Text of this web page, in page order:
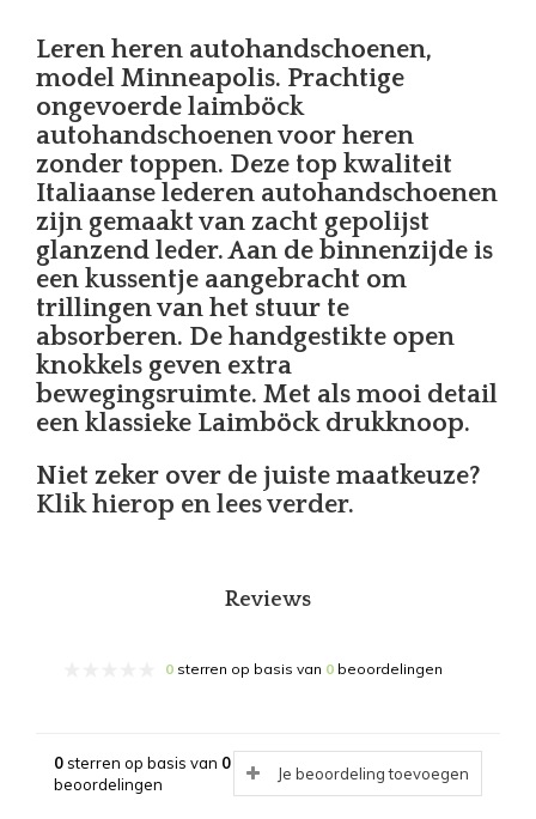
Leren heren autohandschoenen,
model Minneapolis. Prachtige
ongevoerde laimböck
autohandschoenen voor heren
zonder toppen. Deze top kwaliteit
Italiaanse lederen autohandschoenen
zijn gemaakt van zacht gepolijst
glanzend leder. Aan de binnenzijde is
een kussentje aangebracht om
trillingen van het stuur te
absorberen. De handgestikte open
knokkels geven extra
bewegingsruimte. Met als mooi detail
een klassieke Laimböck drukknoop.
Niet zeker over de juiste maatkeuze?
Klik hierop en lees verder.
Reviews
0 sterren op basis van 0 beoordelingen
0sterren op basis van 0
beoordelingen
Je beoordeling toevoegen